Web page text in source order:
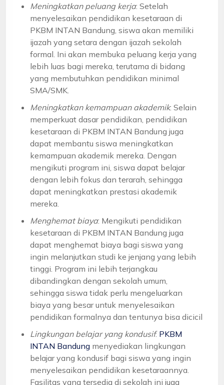
Meningkatkan peluang kerja: Setelah
menyelesaikan pendidikan kesetaraan di
PKBM INTAN Bandung, siswa akan memiliki
ijazah yang setara dengan ijazah sekolah
formal. Ini akan membuka peluang kerja yang
lebih luas bagi mereka, terutama di bidang
yang membutuhkan pendidikan minimal
SMA/SMK.
Meningkatkan kemampuan akademik: Selain
memperkuat dasar pendidikan, pendidikan
kesetaraan di PKBM INTAN Bandung juga
dapat membantu siswa meningkatkan
kemampuan akademik mereka. Dengan
mengikuti program ini, siswa dapat belajar
dengan lebih fokus dan terarah, sehingga
dapat meningkatkan prestasi akademik
mereka.
Menghemat biaya: Mengikuti pendidikan
kesetaraan di PKBM INTAN Bandung juga
dapat menghemat biaya bagi siswa yang
ingin melanjutkan studi ke jenjang yang lebih
tinggi. Program ini lebih terjangkau
dibandingkan dengan sekolah umum,
sehingga siswa tidak perlu mengeluarkan
biaya yang besar untuk menyelesaikan
pendidikan formalnya dan tentunya bisa dicicil
Lingkungan belajar yang kondusif: PKBM
INTAN Bandung menyediakan lingkungan
belajar yang kondusif bagi siswa yang ingin
menyelesaikan pendidikan kesetaraannya.
Fasilitas yang tersedia di sekolah ini juga